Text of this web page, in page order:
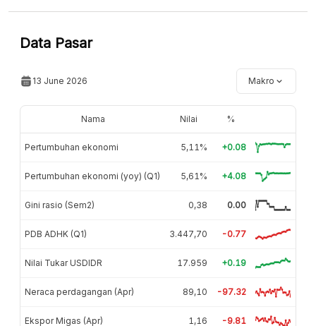
Data Pasar
13 June 2026 Makro
Nama Nilai %
Pertumbuhan ekonomi 5,11% +0.08
Pertumbuhan ekonomi (yoy) (Q1) 5,61% +4.08
Gini rasio (Sem2) 0,38 0.00
PDB ADHK (Q1) 3.447,70 -0.77
Nilai Tukar USDIDR 17.959 +0.19
Neraca perdagangan (Apr) 89,10 -97.32
Ekspor Migas (Apr) 1,16 -9.81